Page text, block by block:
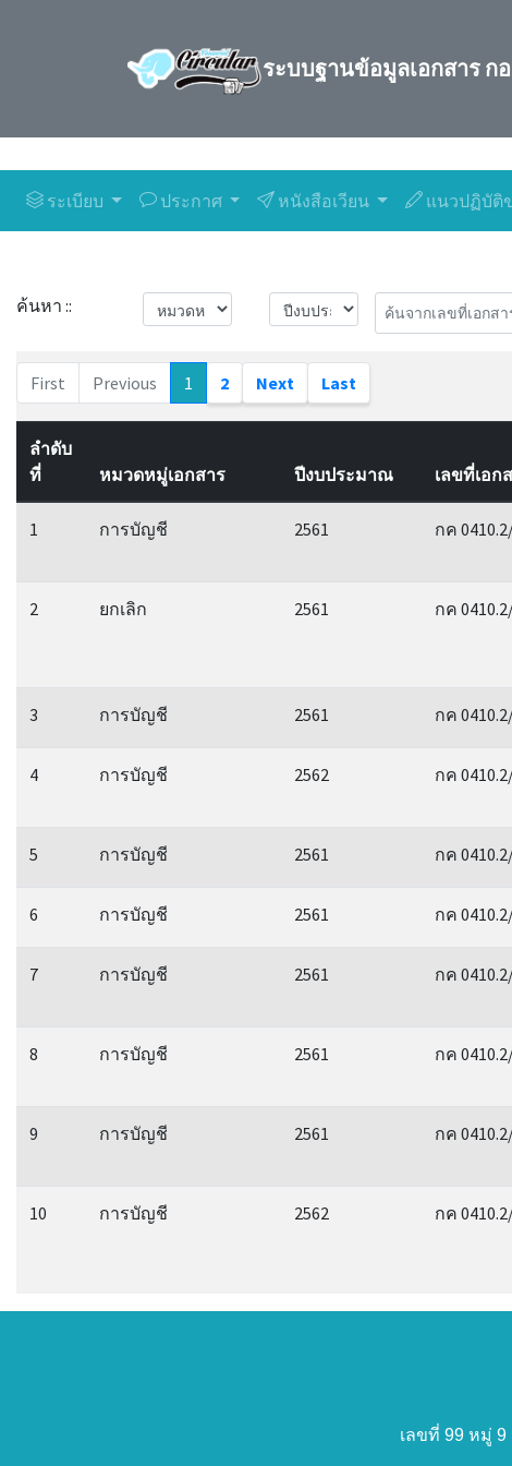
ระบบฐานข้อมูลเอกสาร ก
ระเบียบ ประกาศ หนังสือเวียน แนวปฏิบัติ
ค้นหา ::
First Previous 1 2 Next Last
ลำดับ
ที่
หมวดหมู่เอกสาร ปีงบประมาณ เลขที่เอก
1 การบัญชี 2561 กค
2 ยกเลิก 2561 กค
3 การบัญชี 2561 กค
4 การบัญชี 2562 กค
5 การบัญชี 2561 กค
6 การบัญชี 2561 กค
7 การบัญชี 2561 กค
8 การบัญชี 2561 กค
9 การบัญชี 2561 กค
10 การบัญชี 2562 กค
เลขที่ 99 หมู่